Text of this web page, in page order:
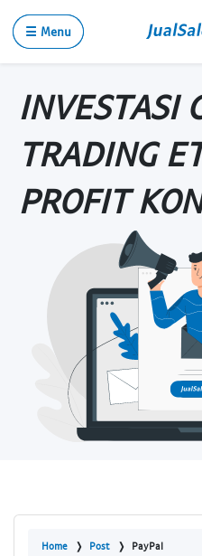
☰ Menu
INVESTASI
TRADING
PROFIT
Home Post PayPal